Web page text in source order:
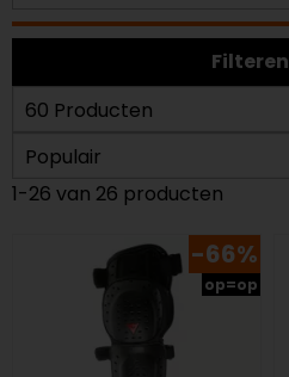
Filteren
1-26 van 26 producten
-66%
op=op